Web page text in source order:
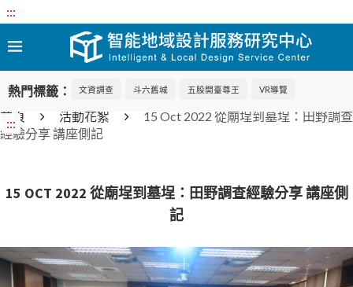
:::
熱門標籤： 文資調查 斗六舊城 五股開臺尊王 VR導覽
:::
首頁 活動花絮
15 Oct 2022 從廟埕到墓埕：田野調查
經驗分享 講座側記
15 OCT 2022 從廟埕到墓埕：田野調查經驗分享 講座側
記